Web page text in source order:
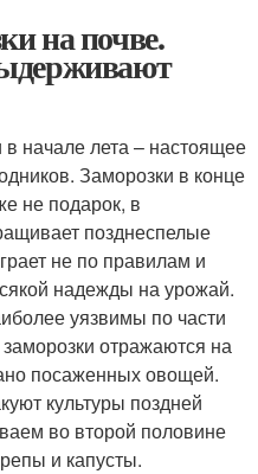
на почве.
начале лета – настоящее
Заморозки в конце
не подарок, в
позднеспелые
не по правилам и
надежды на урожай.
уязвимы по части
отражаются на
посаженных овощей.
культуры поздней
во второй половине
и капусты.